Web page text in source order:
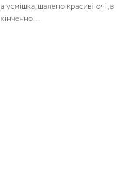
усмішка, шалено красиві очі, в